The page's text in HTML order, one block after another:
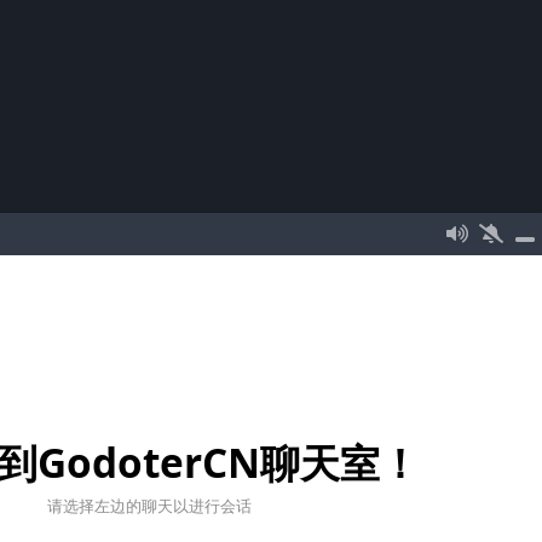
GodoterCN聊天室！
请选择左边的聊天以进行会话